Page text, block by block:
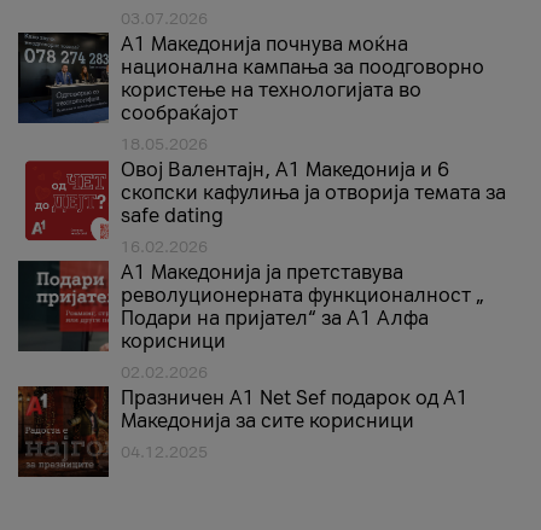
03.07.2026
A1 Македонија почнува моќна
национална кампања за поодговорно
користење на технологијата во
сообраќајот
18.05.2026
Овој Валентајн, A1 Македонија и 6
скопски кафулиња ја отворија темата за
safe dating
16.02.2026
А1 Македонија ја претставува
револуционерната функционалност „
Подари на пријател“ за А1 Алфа
корисници
02.02.2026
Празничен A1 Net Sеf подарок од А1
Македонија за сите корисници
04.12.2025